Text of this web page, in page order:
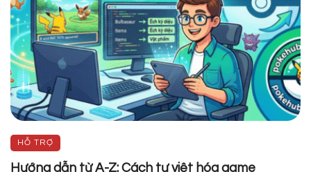
HỖ TRỢ
Hướng dẫn từ A-Z: Cách tự việt hóa game